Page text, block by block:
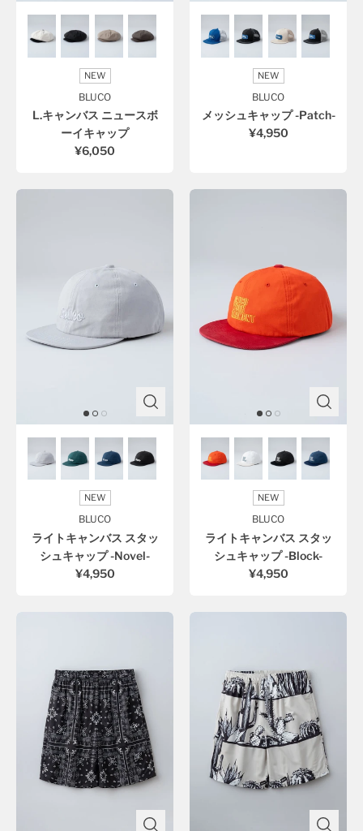
NEW
BLUCO
L.キャンバス ニュースボ
ーイキャップ
¥6,050
NEW
BLUCO
メッシュキャップ -Patch-
¥4,950
NEW
BLUCO
ライトキャンバス スタッ
シュキャップ -Novel-
¥4,950
NEW
BLUCO
ライトキャンバス スタッ
シュキャップ -Block-
¥4,950